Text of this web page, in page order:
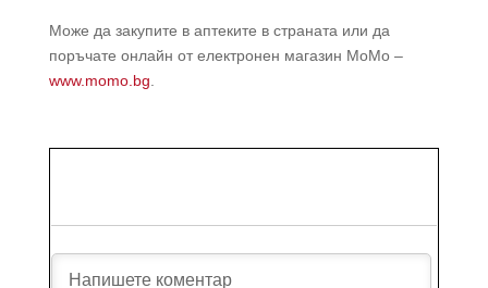
Може да закупите в аптеките в страната или да
поръчате онлайн от електронен магазин МоМо –
www.momo.bg